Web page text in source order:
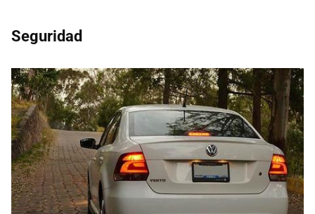
Seguridad